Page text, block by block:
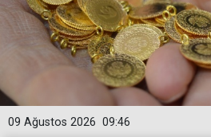
09:46
09 Ağustos 2026